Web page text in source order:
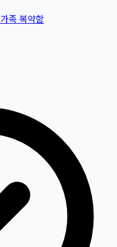
족 복약함